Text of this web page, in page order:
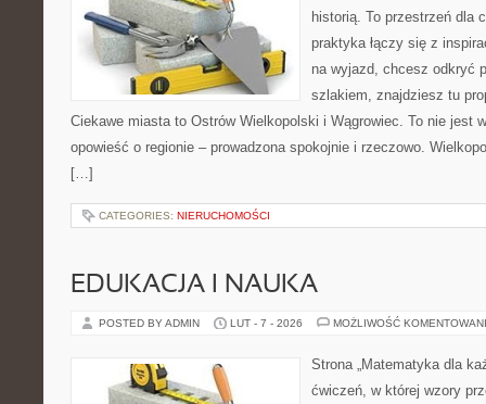
historią. To przestrzeń dla
praktyka łączy się z
na wyjazd, chcesz odkryć
szlakiem, znajdziesz tu
Ciekawe miasta to Ostrów Wielkopolski i Wągrowiec. To nie jest
opowieść o regionie – prowadzona spokojnie i rzeczowo.
[…]
CATEGORIES: NIERUCHOMOŚCI
EDUKACJA I NAUKA
POSTED BY ADMIN LUT - 7 - 2026 MOŻLIWOŚĆ
Strona „Matematyka dla
ćwiczeń, w której wzory